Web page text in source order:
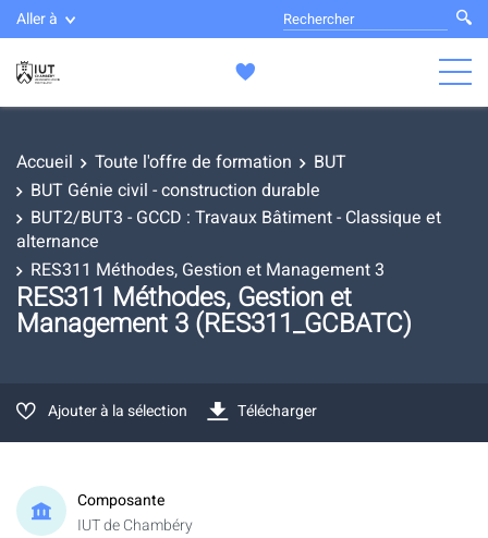
Aller à
Accueil Toute l'offre de formation
BUT
BUT Génie civil - construction durable
BUT2/BUT3 - GCCD : Travaux Bâtiment - Classique et
alternance
RES311 Méthodes, Gestion et Management 3
RES311 Méthodes, Gestion et
Management 3 (RES311_GCBATC)
Ajouter à la sélection Télécharger
Composante
IUT de Chambéry